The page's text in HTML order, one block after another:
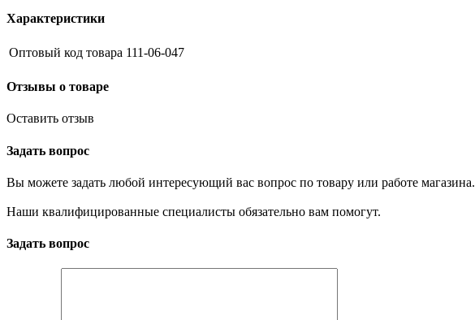
Характеристики
Оптовый код товара 111-06-047
Отзывы о товаре
Оставить отзыв
Задать вопрос
Вы можете задать любой интересующий вас вопрос по товару или работе магазина.
Наши квалифицированные специалисты обязательно вам помогут.
Задать вопрос